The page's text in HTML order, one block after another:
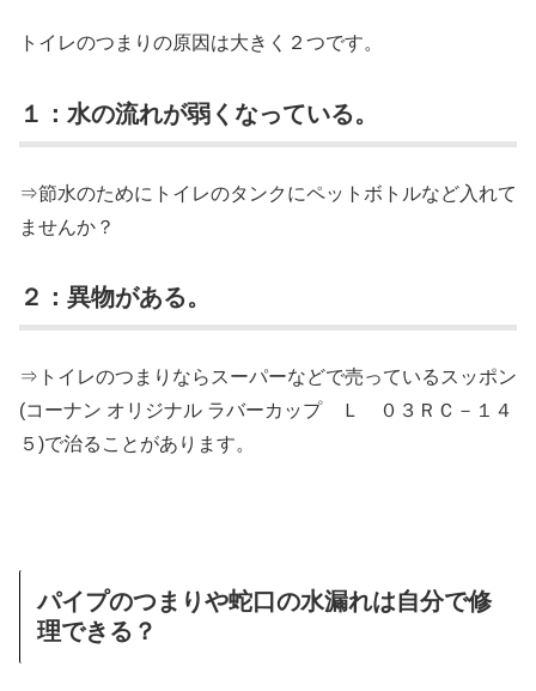
トイレのつまりの原因は大きく２つです。
１：水の流れが弱くなっている。
⇒節水のためにトイレのタンクにペットボトルなど入れて
ませんか？
２：異物がある。
⇒トイレのつまりならスーパーなどで売っているスッポン
(コーナン オリジナル ラバーカップ Ｌ ０３ＲＣ－１４
５)で治ることがあります。
パイプのつまりや蛇口の水漏れは自分で修
理できる？